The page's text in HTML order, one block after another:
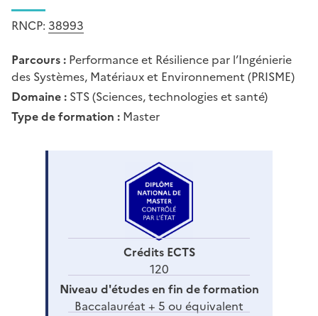
RNCP: 38993
Parcours : Performance et Résilience par l’Ingénierie
des Systèmes, Matériaux et Environnement (PRISME)
Domaine : STS (Sciences, technologies et santé)
Type de formation : Master
Crédits ECTS
120
Niveau d'études en fin de formation
Baccalauréat + 5 ou équivalent